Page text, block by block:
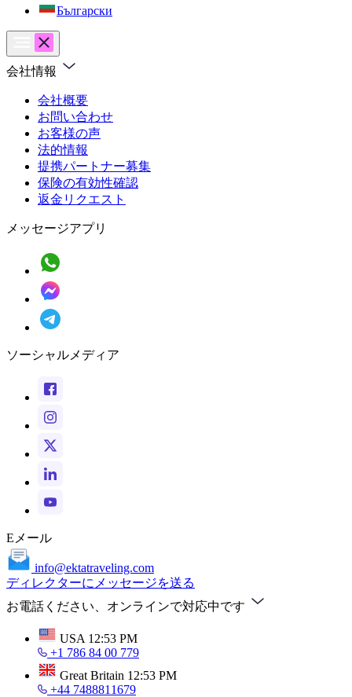
Български
会社情報
会社概要
お問い合わせ
お客様の声
法的情報
提携パートナー募集
保険の有効性確認
返金リクエスト
メッセージアプリ
ソーシャルメディア
Eメール
info@ektatraveling.com
ディレクターにメッセージを送る
お電話ください、オンラインで対応中です
USA 12:53 PM
+1 786 84 00 779
Great Britain 12:53 PM
+44 7488811679